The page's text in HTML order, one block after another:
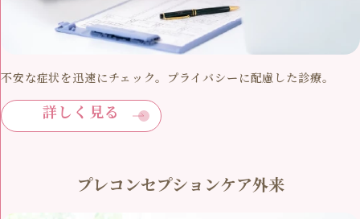
不安な症状を迅速にチェック。プライバシーに配慮した診療。
詳しく見る
プレコンセプションケア外来